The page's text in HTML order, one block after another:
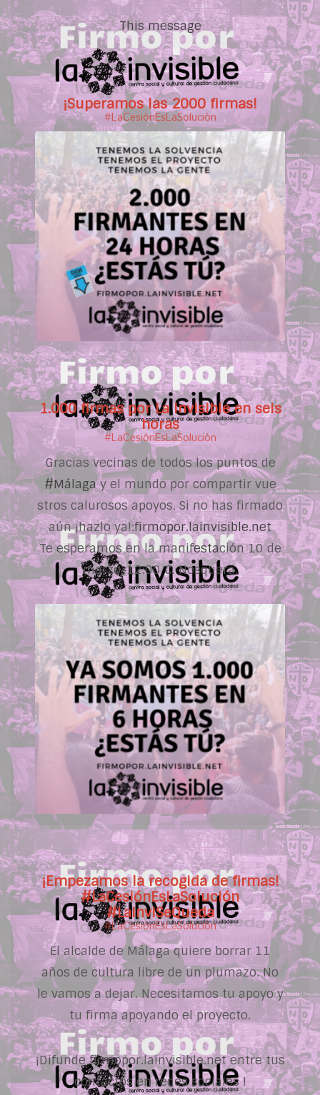
This message
¡Superamos las 2000 firmas!
#LaCesiónEsLaSolución
1.000 firmas por La Invisible en seis
horas
#LaCesiónEsLaSolución
Gracias vecinas de todos los puntos de
#Málagay el mundo por compartir vue
stros calurosos apoyos. Si no has firmado
aún ¡hazlo ya!:firmopor.lainvisible.net
Te esperamos en la manifestación 10 de
marzo, 12:00 C. Nosquera.
¡Empezamos la recogida de firmas!
#LaCesiónEsLaSolución
#LaInviSeQueda
#LaCesiónEsLaSolución
El alcalde deMálagaquiere borrar 11
años de cultura libre de un plumazo. No
le vamos a dejar. Necesitamos tu apoyo y
tu firma apoyando el proyecto.
¡Difunde firmopor.lainvisible.net entre tus
contactos en redes sociales !